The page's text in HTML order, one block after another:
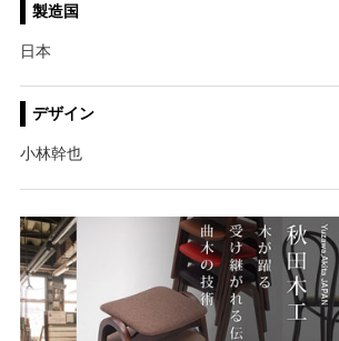
製造国
日本
デザイン
小林幹也